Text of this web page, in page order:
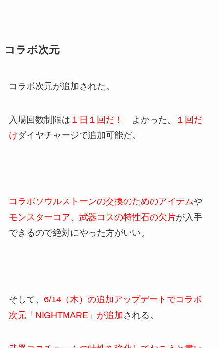
コラボ次元
コラボ次元が追加された。
入場回数制限は １日１回だ！ よかった。
１回だ
けダイヤチャージで追加可能だ。
コラボソウルストーンの交換のためのアイテムや
モンスターコア、武器コスの特性石の欠片が入手
できるので絶対にやった方がいい。
そして、 6/14（木）の追加アップデートでコラボ
次元「NIGHTMARE」が追加される。